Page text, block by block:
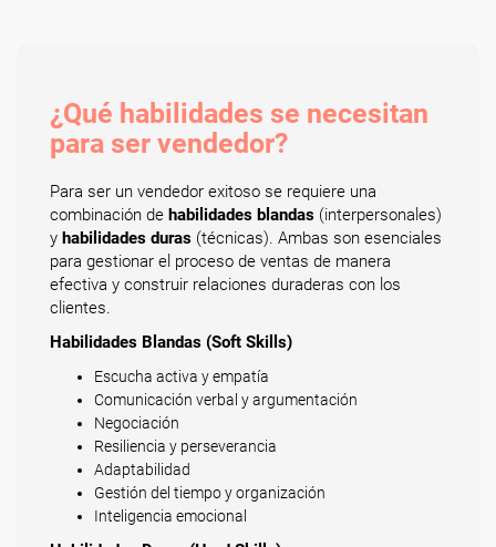
¿Qué habilidades se necesitan
para ser vendedor?
Para ser un vendedor exitoso se requiere una
combinación de habilidades blandas (interpersonales)
y habilidades duras (técnicas). Ambas son esenciales
para gestionar el proceso de ventas de manera
efectiva y construir relaciones duraderas con los
clientes.
Habilidades Blandas (Soft Skills)
Escucha activa y empatía
Comunicación verbal y argumentación
Negociación
Resiliencia y perseverancia
Adaptabilidad
Gestión del tiempo y organización
Inteligencia emocional